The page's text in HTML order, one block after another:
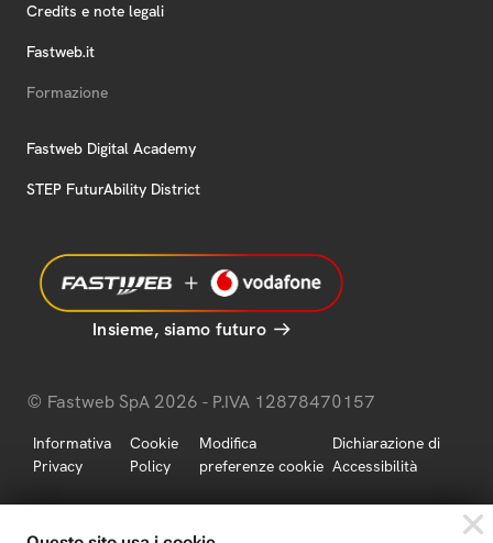
Credits e note legali
Fastweb.it
Formazione
Fastweb Digital Academy
STEP FuturAbility District
Insieme, siamo futuro
© Fastweb SpA 2026 - P.IVA 12878470157
Informativa
Privacy
Cookie
Policy
Modifica
preferenze cookie
Dichiarazione di
Accessibilità